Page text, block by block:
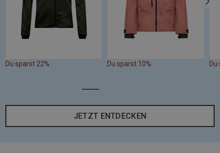
Du sparst 22% Du sparst 10% Du
JETZT ENTDECKEN